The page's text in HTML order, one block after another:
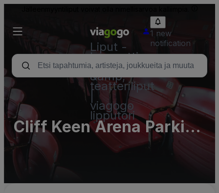
Liput -
konsertti,
urheilu
&amp;
teatteriliput
viagogo
lipputori
1 new
notification
Cliff Keen Arena Parking
Lots (InActive)